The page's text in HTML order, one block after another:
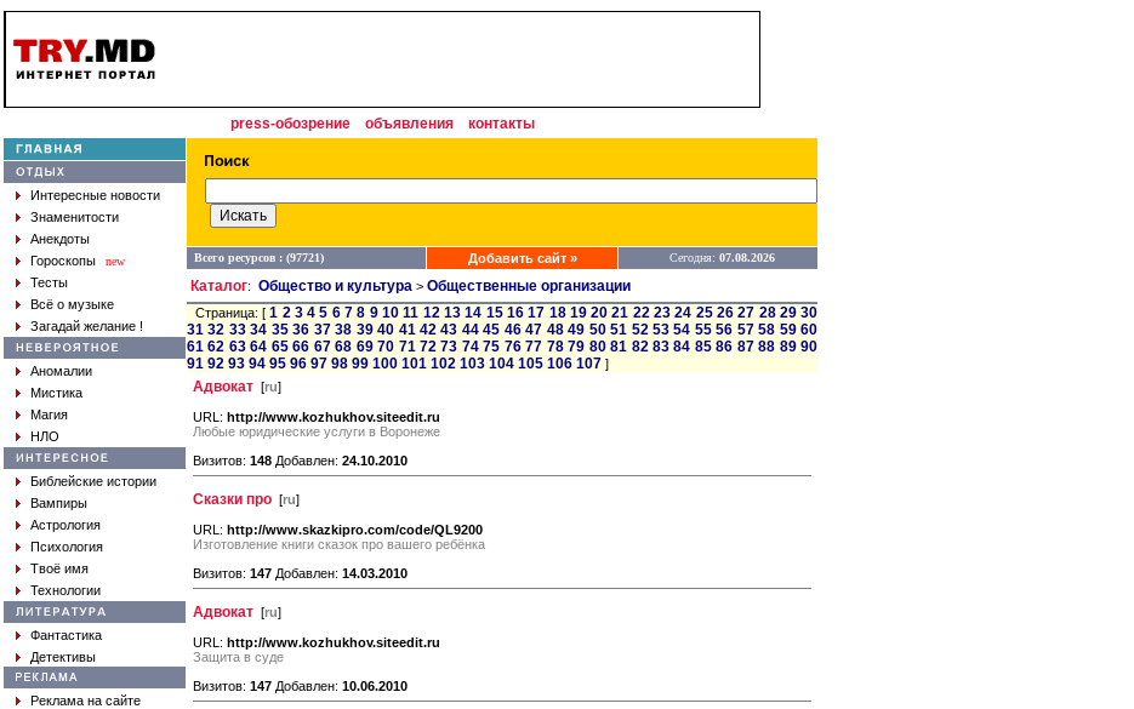
press-обозрение объявления контакты
Интересные новости
Знаменитости
Анекдоты
Гороскопы
new
Тесты
Всё о музыке
Загадай желание !
Аномалии
Мистика
Магия
НЛО
Библейские истории
Вампиры
Астрология
Психология
Твоё имя
Технологии
Фантастика
Детективы
Реклама на сайте
Всего ресурсов : (97721) Добавить сайт » Сегодня: 07.08.2026
Каталог: Общество и культура > Общественные организации
Страница: [1 2 3 4 5 6 7 8 9 10 11 12 13 14 15 16 17 18 19 20 21 22 23 24 25 26 27 28 29 30
31 32 33 34 35 36 37 38 39 40 41 42 43 44 45 46 47 48 49 50 51 52 53 54 55 56 57 58 59 60
61 62 63 64 65 66 67 68 69 70 71 72 73 74 75 76 77 78 79 80 81 82 83 84 85 86 87 88 89 90
91 92 93 94 95 96 97 98 99 100 101 102 103 104 105 106 107 ]
Адвокат [ru]
URL: http://www.kozhukhov.siteedit.ru
Любые юридические услуги в Воронеже
Визитов: 148 Добавлен: 24.10.2010
Сказки про [ru]
URL: http://www.skazkipro.com/code/QL9200
Изготовление книги сказок про вашего ребёнка
Визитов: 147 Добавлен: 14.03.2010
Адвокат [ru]
URL: http://www.kozhukhov.siteedit.ru
Защита в суде
Визитов: 147 Добавлен: 10.06.2010